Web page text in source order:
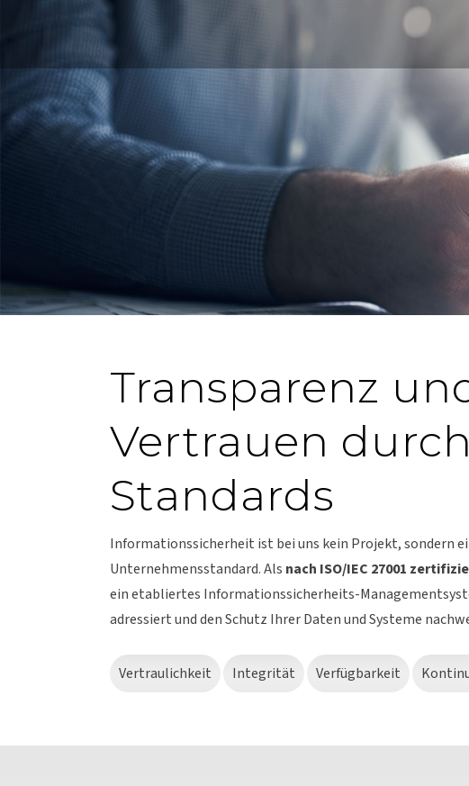
Transparenz
Vertrauen
Standards
Informationssicherheit ist bei uns kein Projekt, sondern
Unternehmensstandard. Als nach ISO/IEC 27001
ein etabliertes Informationssicherheits-
adressiert und den Schutz Ihrer Daten und Systeme
Vertraulichkeit Integrität Verfügbarkeit